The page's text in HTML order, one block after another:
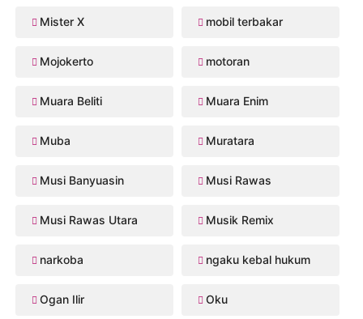
Mister X mobil terbakar
Mojokerto motoran
Muara Beliti Muara Enim
Muba Muratara
Musi Banyuasin Musi Rawas
Musi Rawas Utara Musik Remix
narkoba ngaku kebal hukum
Ogan Ilir Oku